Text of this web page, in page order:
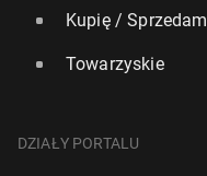
Kupię / Sprzedam
Towarzyskie
DZIAŁY PORTALU